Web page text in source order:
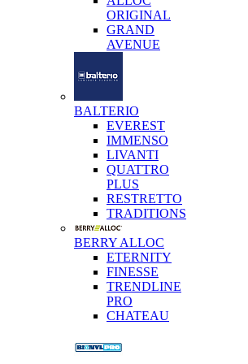
ORIGINAL
GRAND
AVENUE
BALTERIO
EVEREST
IMMENSO
LIVANTI
QUATTRO
PLUS
RESTRETTO
TRADITIONS
BERRY ALLOC
ETERNITY
FINESSE
TRENDLINE
PRO
CHATEAU